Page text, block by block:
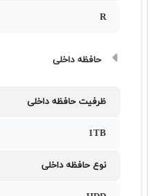
R
حافظه داخلی
ظرفیت حافظه داخلی
1TB
نوع حافظه داخلی